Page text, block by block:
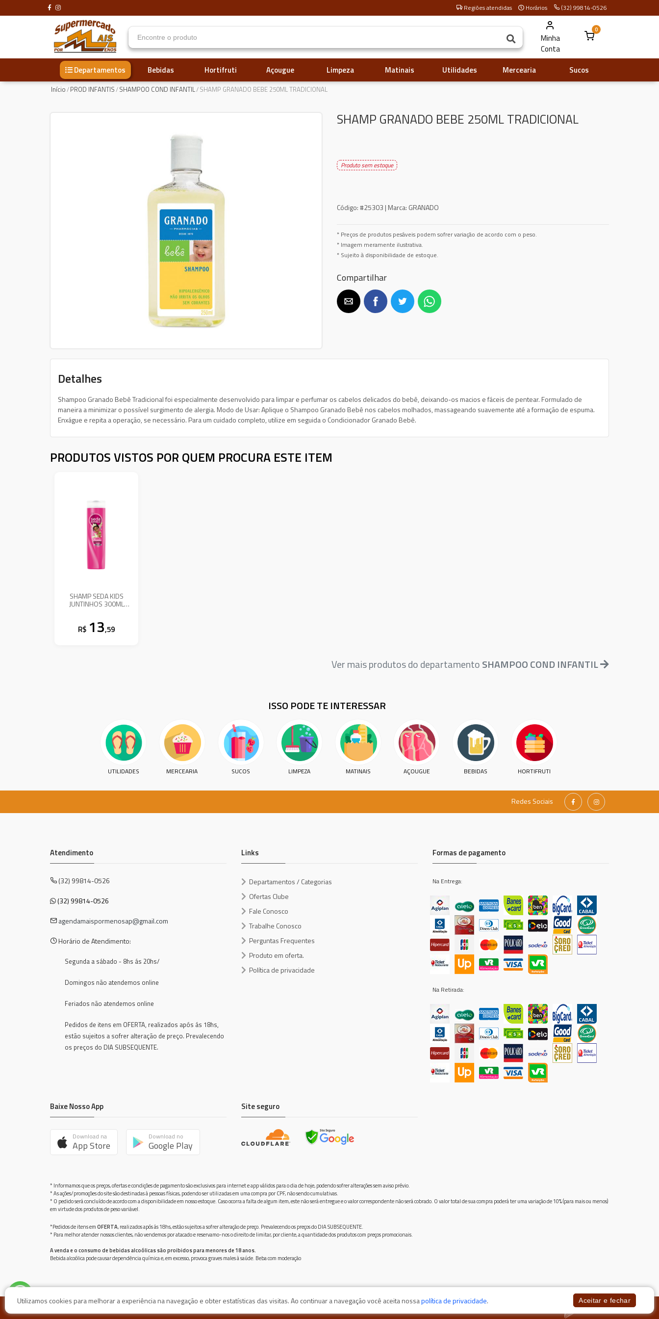
Regiões atendidas Horários (32) 99814-0526
Minha
Conta
0
Departamentos Sucos
Mercearia
Utilidades
Matinais
Limpeza
Açougue
Hortifruti
Bebidas
Início/PROD INFANTIS/SHAMPOO COND INFANTIL/SHAMP GRANADO BEBE 250ML TRADICIONAL
SHAMP GRANADO BEBE 250ML TRADICIONAL
Produto sem estoque
Código:#25303 | Marca: GRANADO
* Preços de produtos pesáveis podem sofrer variação de acordo com o peso.
* Imagem meramente ilustrativa.
* Sujeito à disponibilidade de estoque.
Compartilhar
Detalhes
Shampoo Granado Bebê Tradicional foi especialmente desenvolvido para limpar e perfumar os cabelos delicados do bebê, deixando-os macios e fáceis de pentear. Formulado de
maneira a minimizar o possível surgimento de alergia. Modo de Usar: Aplique o Shampoo Granado Bebê nos cabelos molhados, massageando suavemente até a formação de espuma.
Enxágue e repita a operação, se necessário. Para um cuidado completo, utilize em seguida o Condicionador Granado Bebê.
PRODUTOS VISTOS POR QUEM PROCURA ESTE ITEM
SHAMP SEDA KIDS
JUNTINHOS 300ML
R$ 13,59
Ver mais produtos do departamentoSHAMPOO COND INFANTIL
ISSO PODE TE INTERESSAR
UTILIDADES MERCEARIA SUCOS LIMPEZA MATINAIS AÇOUGUE BEBIDAS HORTIFRUTI
Redes Sociais
Atendimento
(32) 99814-0526
(32) 99814-0526
agendamaispormenosap@gmail.com
Horário de Atendimento:
Segunda a sábado - 8hs ás 20hs/
Domingos não atendemos online
Feriados não atendemos online
Pedidos de itens em OFERTA, realizados após ás 18hs,
estão sujeitos a sofrer alteração de preço. Prevalecendo
os preços do DIA SUBSEQUENTE.
Links
Departamentos / Categorias
Ofertas Clube
Fale Conosco
Trabalhe Conosco
Perguntas Frequentes
Produto em oferta.
Política de privacidade
Formas de pagamento
Na Entrega:
Na Retirada:
Baixe Nosso App
Download na
App Store
Download no
Google Play
Site seguro
* Informamos que os preços, ofertas e condições de pagamento são exclusivos para internet e app válidos para o dia de hoje, podendo sofrer alterações sem aviso prévio.
* As ações/promoções do site são destinadas à pessoas físicas, podendo ser utilizadas em uma compra por CPF, não sendo cumulativas.
* O pedido será concluído de acordo com a disponibilidade em nosso estoque. Caso ocorra a falta de algum item, este não será entregue e o valor correspondente não será cobrado. O valor total de sua compra poderá ter uma variação de 10% (para mais ou menos)
em virtude dos produtos de peso variável.
*Pedidos de itens emOFERTA, realizados após ás 18hs, estão sujeitos a sofrer alteração de preço. Prevalecendo os preços do DIA SUBSEQUENTE.
* Para melhor atender nossos clientes, não vendemos por atacado e reservamo-nos o direito de limitar, por cliente, a quantidade dos produtos com preços promocionais.
A venda e o consumo de bebidas alcoólicas são proibidos para menores de 18 anos.
Bebida alcoólica pode causar dependência química e, em excesso, provoca graves males à saúde. Beba com moderação
Utilizamos cookies para melhorar a experiência na navegação e obter estatísticas das visitas. Ao continuar a navegação você aceita nossapolítica de privacidade. Aceitar e fechar